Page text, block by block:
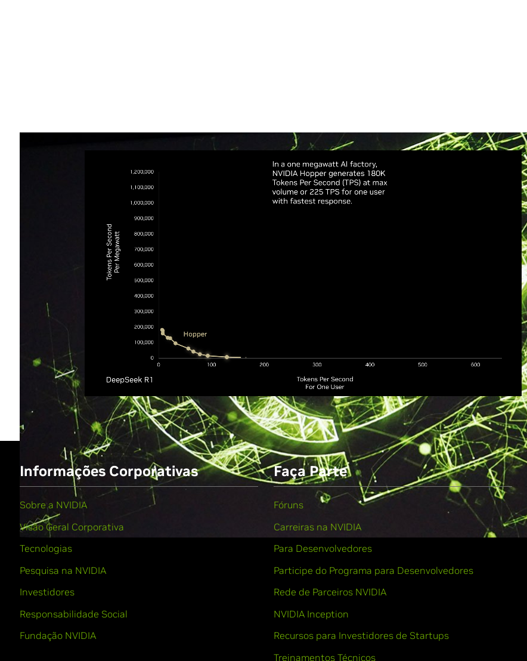
Informações Corporativas
Sobre a NVIDIA
Visão Geral Corporativa
Tecnologias
Pesquisa na NVIDIA
Investidores
Responsabilidade Social
Fundação NVIDIA
Faça Parte
Fóruns
Carreiras na NVIDIA
Para Desenvolvedores
Participe do Programa para Desenvolvedores
Rede de Parceiros NVIDIA
NVIDIA Inception
Recursos para Investidores de Startups
Treinamentos Técnicos